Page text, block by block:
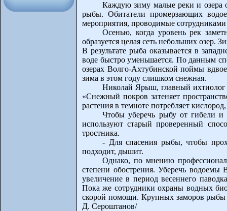
Каждую зиму малые реки и озера
рыбы. Обитатели промерзающих
мероприятия, проводимые
Осенью, когда уровень рек
образуется целая сеть небольших озер.
В результате рыба оказывается в
воде быстро уменьшается. По данным
озерах Волго-Ахтубинской поймы
зима в этом году слишком снежная.
Николай Ярыш, главный
«Cнежный покров затеняет
растения в темноте потребляет
Чтобы уберечь рыбу от гибели и
используют старый проверенный
тростника.
- Для спасения рыбы, чтобы
подходит, дышит.
Однако, по мнению
степени обострения. Уберечь
увеличение в период весеннего
Пока же сотрудники охраны водных
скорой помощи. Крупных заморов рыбы
Д. Сероштанов/